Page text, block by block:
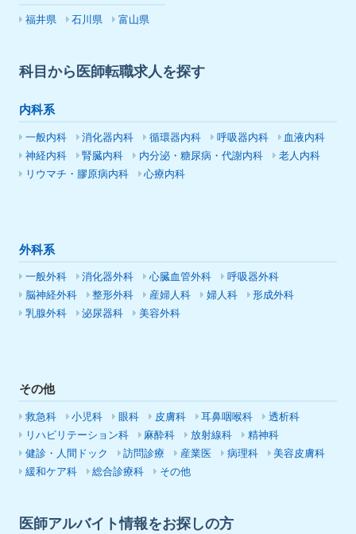
福井県 石川県 富山県
科目から医師転職求人を探す
内科系
一般内科 消化器内科 循環器内科 呼吸器内科
血液内科
神経内科
腎臓内科 内分泌・糖尿病・代謝内科
老人内科
リウマチ・膠原病内科
心療内科
外科系
一般外科 消化器外科 心臓血管外科
呼吸器外科
脳神経外科
整形外科 産婦人科 婦人科
形成外科
乳腺外科
泌尿器科 美容外科
その他
救急科 小児科 眼科 皮膚科 耳鼻咽喉科
透析科
リハビリテーション科
麻酔科 放射線科
精神科
健診・人間ドック
訪問診療 産業医 病理科
美容皮膚科
緩和ケア科
総合診療科 その他
医師アルバイト情報をお探しの方